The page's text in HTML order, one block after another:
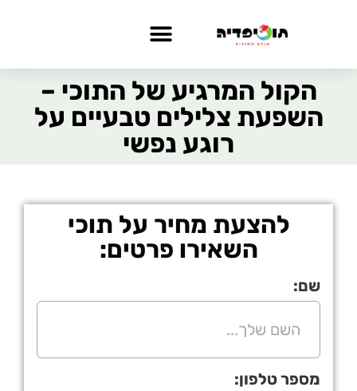
הקול המרגיע של התוכי –
השפעת צלילים טבעיים על
רוגע נפשי
להצעת מחיר על תוכי
השאירו פרטים:
שם:
מספר טלפון: